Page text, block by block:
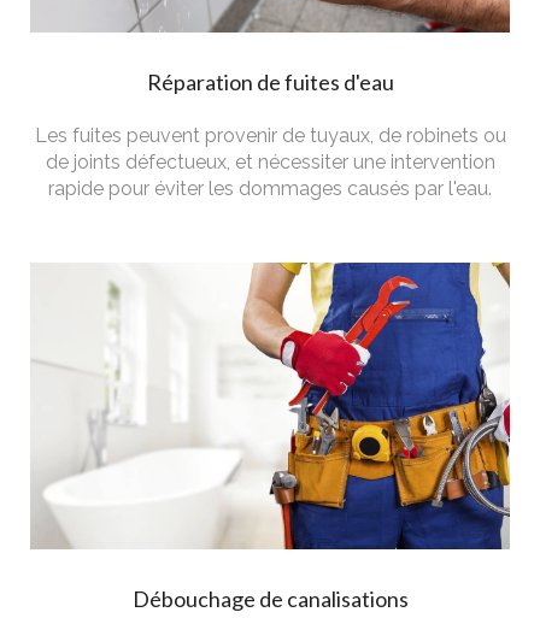
Réparation de fuites d'eau
Les fuites peuvent provenir de tuyaux, de robinets ou
de joints défectueux, et nécessiter une intervention
rapide pour éviter les dommages causés par l'eau.
Débouchage de canalisations